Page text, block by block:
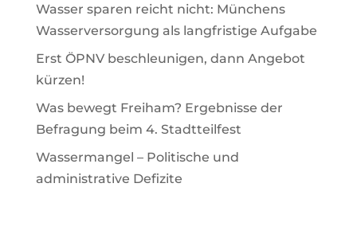
Wasser sparen reicht nicht: Münchens
Wasserversorgung als langfristige Aufgabe
Erst ÖPNV beschleunigen, dann Angebot
kürzen!
Was bewegt Freiham? Ergebnisse der
Befragung beim 4. Stadtteilfest
Wassermangel – Politische und
administrative Defizite